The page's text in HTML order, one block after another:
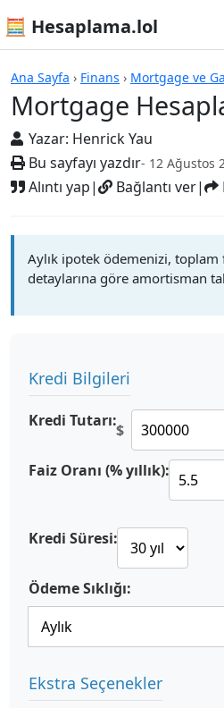
🧮 Hesaplama.lol
Ana Sayfa › Finans › Mortgage ve
Mortgage
Yazar: Henrick Yau
Bu sayfayı yazdır- 12 Ağustos
Alıntı yap| Bağlantı ver|
Mortgage
Aylık ipotek ödemenizi, toplam
detaylarına göre amortisman
Kredi Bilgileri
Kredi Tutarı:$
Faiz Oranı (% yıllık):
Kredi Süresi:
Ödeme Sıklığı:
Ekstra Seçenekler